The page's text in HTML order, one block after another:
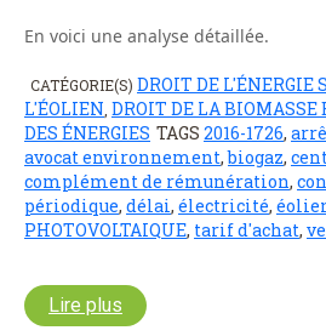
En voici une analyse détaillée.
CATÉGORIE(S) DROIT DE L'ÉNERGIE
L'ÉOLIEN DROIT DE LA BIOMASSE
DES ÉNERGIES TAGS 2016-1726,
avocat environnement,biogaz,
complément de rémunération,
périodique, délai, électricité,
PHOTOVOLTAIQUE, tarif d'achat,
Lire plus